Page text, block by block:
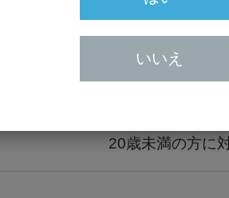
20歳未満の方の
20歳未満の方に
いいえ